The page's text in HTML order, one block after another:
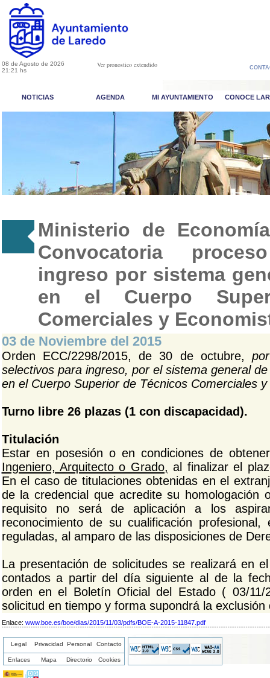
08 de Agosto de 2026
21:21 hs
Ver pronostico extendido
NOTICIAS AGENDA MI AYUNTAMIENTO CONOCE
Ministerio de
Convocatoria
ingreso por sistema
en el Cuerpo
Comerciales y
03 de Noviembre del 2015
Orden ECC/2298/2015, de 30 de octubre,
selectivos para ingreso, por el sistema general
en el Cuerpo Superior de Técnicos Comerciales
Turno libre 26 plazas (1 con discapacidad).
Titulación
Estar en posesión o en condiciones de
Ingeniero, Arquitecto o Grado, al finalizar el
En el caso de titulaciones obtenidas en el
de la credencial que acredite su homologación
requisito no será de aplicación a los
reconocimiento de su cualificación
reguladas, al amparo de las disposiciones de
La presentación de solicitudes se realizará en
contados a partir del día siguiente al de la
orden en el Boletín Oficial del Estado ( 03/
solicitud en tiempo y forma supondrá la exclusión
Enlace: www.boe.es/boe/dias/2015/11/03/pdfs/BOE-A-2015-11847.pdf
Legal Privacidad Personal Contacto
Enlaces Mapa Directorio Cookies